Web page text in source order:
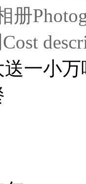
册
Cost
一小万